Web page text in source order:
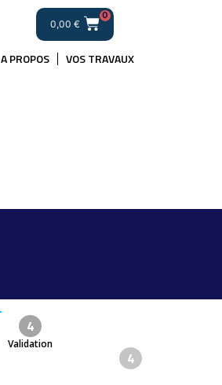
0,00 €
0
A PROPOS VOS TRAVAUX
4
Validation
4